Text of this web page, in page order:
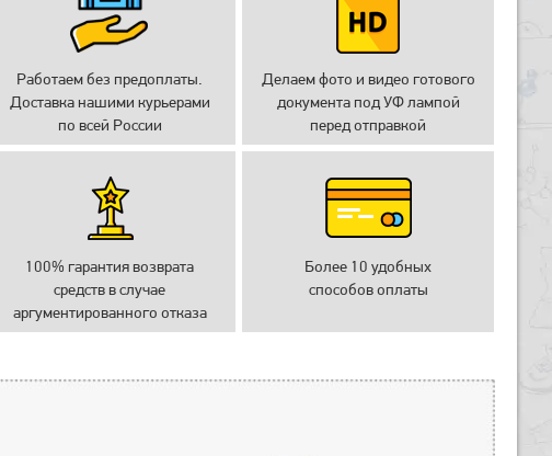
Работаем без предоплаты.
Доставка нашими курьерами
по всей России
Делаем фото и видео готового
документа под УФ лампой
перед отправкой
100% гарантия возврата
средств в случае
аргументированного отказа
Более 10 удобных
способов оплаты